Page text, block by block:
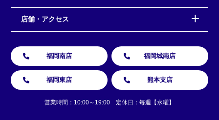
店舗・アクセス
福岡南店 福岡城南店
福岡東店 熊本支店
営業時間：10:00～19:00 定休日：毎週【水曜】